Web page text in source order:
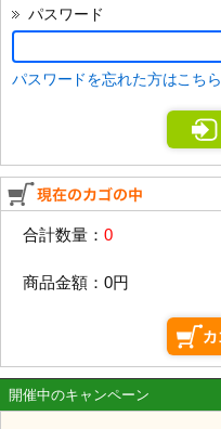
パスワード
パスワードを忘れた方はこちら
合計数量： 0
商品金額： 0円
開催中のキャンペーン